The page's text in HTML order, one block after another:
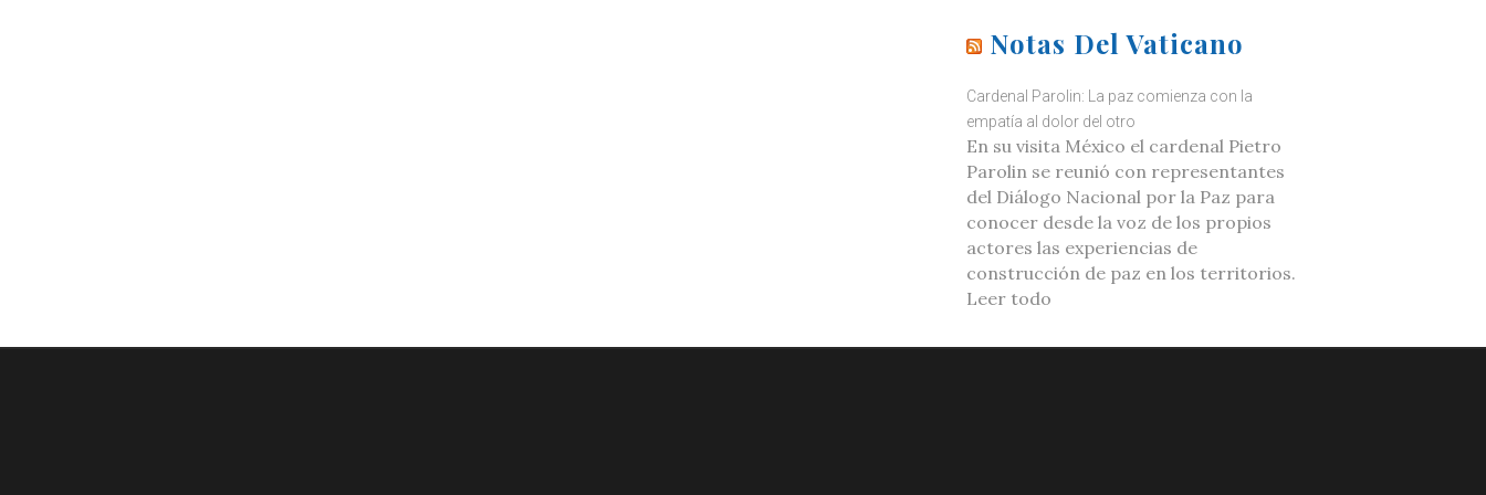
Notas Del Vaticano
Cardenal Parolin: La paz comienza con la
empatía al dolor del otro
En su visita México el cardenal Pietro
Parolin se reunió con representantes
del Diálogo Nacional por la Paz para
conocer desde la voz de los propios
actores las experiencias de
construcción de paz en los territorios.
Leer todo